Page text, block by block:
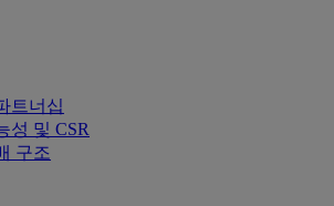
트너십
성 및 CSR
구조